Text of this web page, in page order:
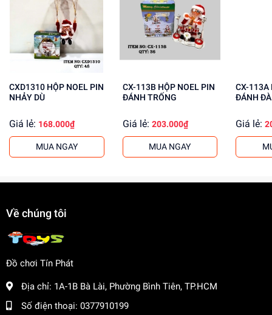
Rèn luyện kỹ năng giải quyết vấn đề
Tăng cường khả năng tập trung
Mua ngay tạidochoitinphat.com, chúng tôi cung cấp giá sỉ
cho khách buôn. Liên hệ ngay để biết thêm thông tin!
CXD1310 HỘP NOEL PIN
NHẢY DÙ
Giá lẻ: 168.000₫
MUA NGAY
CX-113B HỘP NOEL PIN
ĐÁNH TRỐNG
Giá lẻ: 203.000₫
MUA NGAY
CX-113A HỘP NOEL PIN
ĐÁNH
Giá lẻ:
Về chúng tôi
Đồ chơi Tín Phát
Địa chỉ: 1A-1B Bà Lài, Phường Bình Tiên, TP.HCM
Số điện thoại: 0377910199